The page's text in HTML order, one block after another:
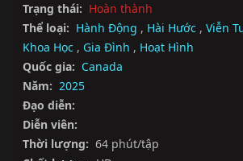
Trạng thái: Hoàn thành
Thể loại: Hành Động , Hài Hước , Viễn
Khoa Học , Gia Đình , Hoạt Hình
Quốc gia: Canada
Năm: 2025
Đạo diễn:
Diễn viên:
Thời lượng: 64 phút/tập